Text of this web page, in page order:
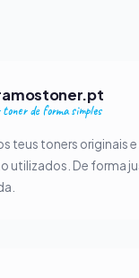
toner de forma simples
teus toners originais
utilizados. De forma